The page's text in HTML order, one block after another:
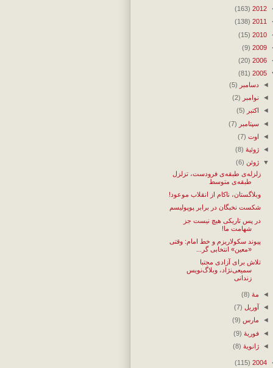
2012
(163)
2011
(138)
2010
(15)
2009
(9)
2006
(20)
2005
(81)
◄دسامبر (5)
◄ نوامبر (2)
◄
اکتبر (5)
◄سپتامبر (7)
◄ اوت (7)
◄ژوئیهٔ (8)
▼ژوئن (6)
زلزله‌ی طبقه‌ی فرودست، تزلزل
طبقه‌ی متوسط
وبلاگستان، ناكام از انقلاب موعود!
شكست نخبگان در برابر پوپولیسم
در پس تاریكی هیچ نیست جز
شهامت ما!
پیوند سكولاریزم و خط‌ امام: وقتی
«معین» انتخابی گر...
تلاش برای آزادی مجتبا
سمیعی‌نژاد، وبلاگ‌نویس
زندانی
◄ مهٔ (8)
◄آوریل (7)
◄ مارس (9)
◄فوریهٔ (9)
◄ژانویهٔ (8)
2004
(115)